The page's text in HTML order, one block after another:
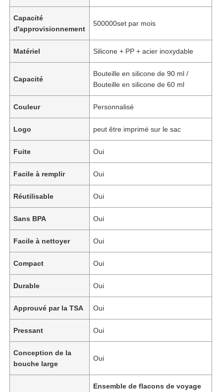
Capacité
d'approvisionnement
500000set par mois
Matériel Silicone + PP + acier inoxydable
Capacité
Bouteille en silicone de 90 ml /
Bouteille en silicone de 60 ml
Couleur Personnalisé
Logo peut être imprimé sur le sac
Fuite Oui
Facile à remplir Oui
Réutilisable Oui
Sans BPA Oui
Facile à nettoyer Oui
Compact Oui
Durable Oui
Approuvé par la TSA Oui
Pressant Oui
Conception de la
bouche large
Oui
Ensemble de flacons de voyage